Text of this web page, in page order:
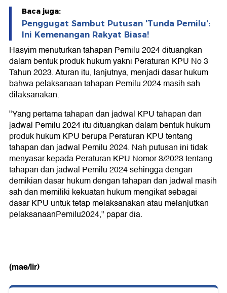
Baca juga:
Penggugat Sambut Putusan 'Tunda Pemilu':
Ini Kemenangan Rakyat Biasa!
Hasyim menuturkan tahapan Pemilu 2024 dituangkan
dalam bentuk produk hukum yakni Peraturan KPU No 3
Tahun 2023. Aturan itu, lanjutnya, menjadi dasar hukum
bahwa pelaksanaan tahapan Pemilu 2024 masih sah
dilaksanakan.
"Yang pertama tahapan dan jadwal KPU tahapan dan
jadwal Pemilu 2024 itu dituangkan dalam bentuk hukum
produk hukum KPU berupa Peraturan KPU tentang
tahapan dan jadwal Pemilu 2024. Nah putusan ini tidak
menyasar kepada Peraturan KPU Nomor 3/2023 tentang
tahapan dan jadwal Pemilu 2024 sehingga dengan
demikian dasar hukum dengan tahapan dan jadwal masih
sah dan memiliki kekuatan hukum mengikat sebagai
dasar KPU untuk tetap melaksanakan atau melanjutkan
pelaksanaanPemilu2024," papar dia.
(mae/lir)